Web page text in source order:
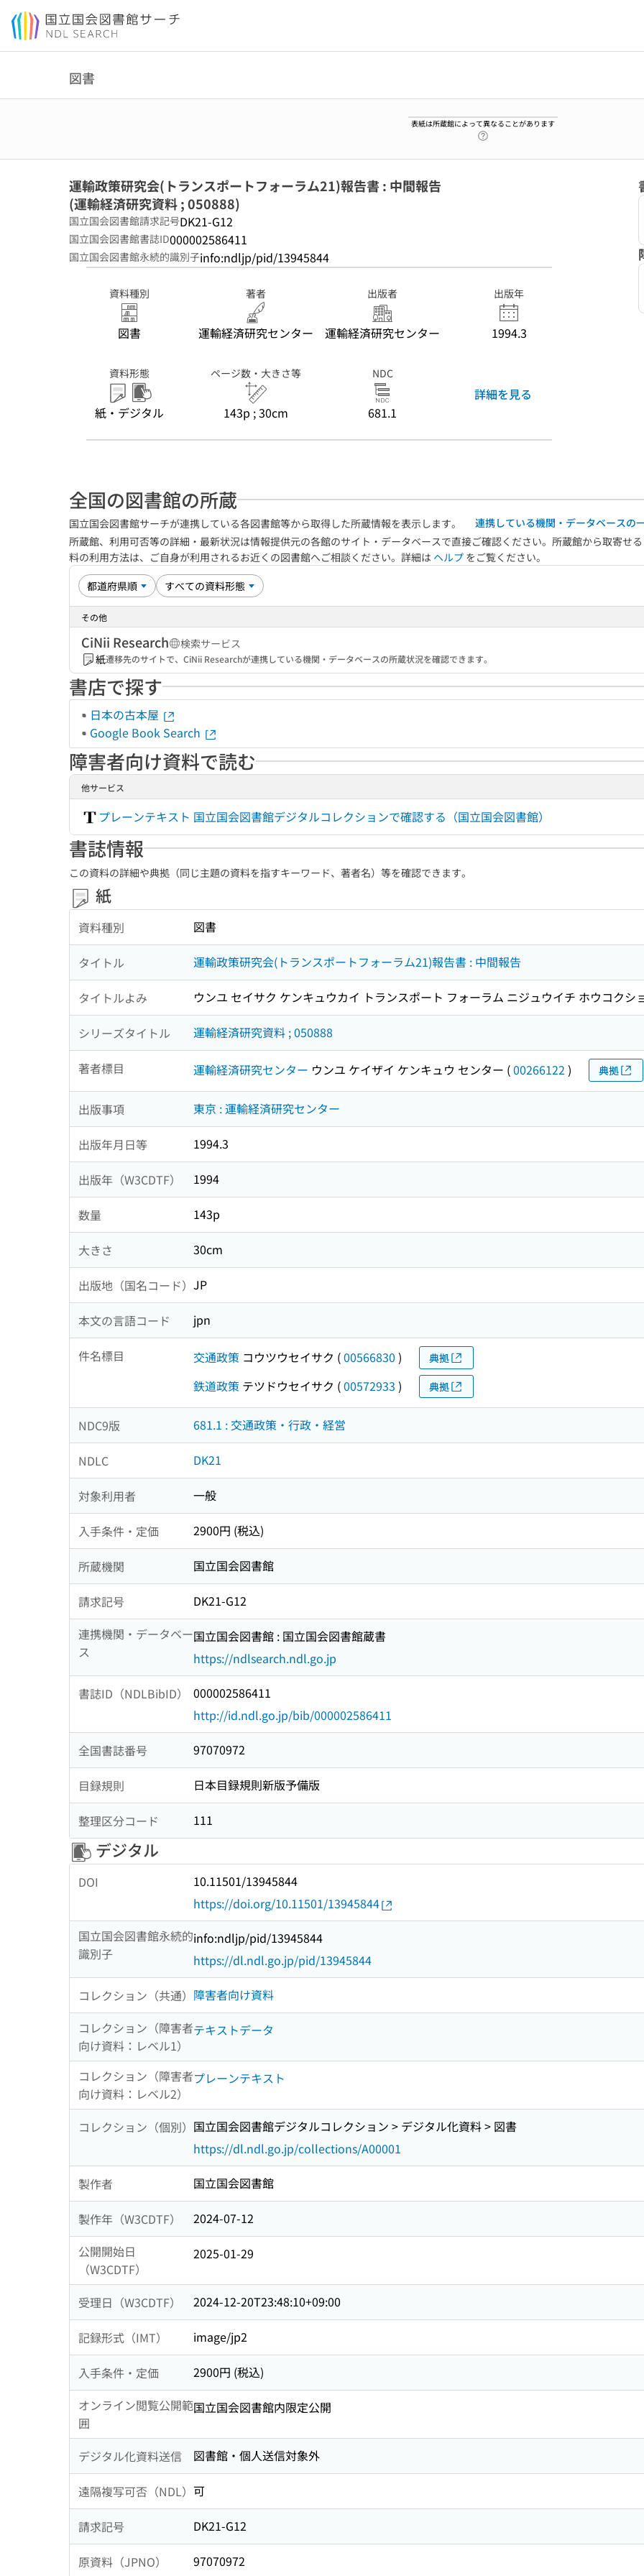
本文へ移動
図書
表紙は所蔵館によって異なることがあります
運輸政策研究会(トランスポートフォーラム21)報告書 : 中間報告
(運輸経済研究資料 ; 050888)
国立国会図書館請求記号DK21-G12
国立国会図書館書誌ID000002586411
国立国会図書館永続的識別子info:ndljp/pid/13945844
資料種別
図書
著者
運輸経済研究センター
出版者
運輸経済研究センター
出版年
1994.3
資料形態
紙・デジタル
ページ数・大きさ等
143p ; 30cm
NDC
681.1
詳細を見る
全国の図書館の所蔵
国立国会図書館サーチが連携している各図書館等から取得した所蔵情報を表示します。
連携している機関・データベースの
所蔵館、利用可否等の詳細・最新状況は情報提供元の各館のサイト・データベースで直接ご確認ください。所蔵館から取寄せ
料の利用方法は、ご自身が利用されるお近くの図書館へご相談ください。詳細は ヘルプ をご覧ください。
その他
CiNii Research
検索サービス
紙遷移先のサイトで、CiNii Researchが連携している機関・データベースの所蔵状況を確認できます。
書店で探す
日本の古本屋
Google Book Search
障害者向け資料で読む
他サービス
プレーンテキスト 国立国会図書館デジタルコレクションで確認する（国立国会図書館）
書誌情報
この資料の詳細や典拠（同じ主題の資料を指すキーワード、著者名）等を確認できます。
紙
資料種別 図書
タイトル 運輸政策研究会(トランスポートフォーラム21)報告書 : 中間報告
タイトルよみ ウンユ セイサク ケンキュウカイ トランスポート フォーラム ニジュウイチ ホウコクシ
シリーズタイトル 運輸経済研究資料 ; 050888
著者標目 運輸経済研究センター ウンユ ケイザイ ケンキュウ センター (00266122 ) 典拠
出版事項 東京 : 運輸経済研究センター
出版年月日等 1994.3
出版年（W3CDTF） 1994
数量 143p
大きさ 30cm
出版地（国名コード） JP
本文の言語コード jpn
件名標目 交通政策 コウツウセイサク (00566830 ) 典拠
鉄道政策 テツドウセイサク (00572933 ) 典拠
NDC9版 681.1 : 交通政策・行政・経営
NDLC DK21
対象利用者 一般
入手条件・定価 2900円 (税込)
所蔵機関 国立国会図書館
請求記号
DK21-G12
連携機関・データベー
ス
国立国会図書館 : 国立国会図書館蔵書
https://ndlsearch.ndl.go.jp
書誌ID（NDLBibID）
000002586411
http://id.ndl.go.jp/bib/000002586411
全国書誌番号 97070972
目録規則 日本目録規則新版予備版
整理区分コード 111
デジタル
DOI
10.11501/13945844
https://doi.org/10.11501/13945844
国立国会図書館永続的
識別子
info:ndljp/pid/13945844
https://dl.ndl.go.jp/pid/13945844
コレクション（共通） 障害者向け資料
コレクション（障害者
向け資料：レベル1）
テキストデータ
コレクション（障害者
向け資料：レベル2）
プレーンテキスト
コレクション（個別） 国立国会図書館デジタルコレクション > デジタル化資料 > 図書
https://dl.ndl.go.jp/collections/A00001
製作者 国立国会図書館
製作年（W3CDTF）
2024-07-12
公開開始日
（W3CDTF）
2025-01-29
受理日（W3CDTF） 2024-12-20T23:48:10+09:00
記録形式（IMT） image/jp2
入手条件・定価
2900円 (税込)
オンライン閲覧公開範
囲
国立国会図書館内限定公開
デジタル化資料送信 図書館・個人送信対象外
遠隔複写可否（NDL） 可
請求記号 DK21-G12
原資料（JPNO） 97070972